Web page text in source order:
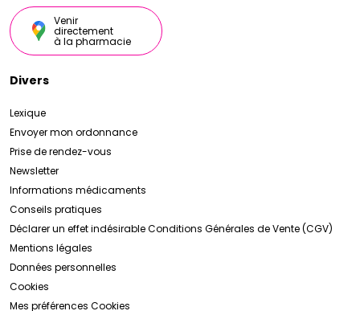
Venir
directement
à la pharmacie
Divers
Lexique
Envoyer mon ordonnance
Prise de rendez-vous
Newsletter
Informations médicaments
Conseils pratiques
Déclarer un effet indésirableConditions Générales de Vente (CGV)
Mentions légales
Données personnelles
Cookies
Mes préférences Cookies